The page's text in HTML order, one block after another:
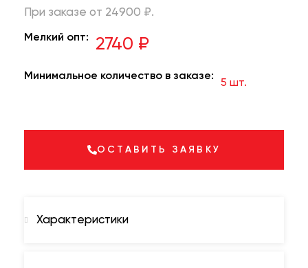
При заказе от 24900 ₽.
Мелкий опт: 2740 ₽
Минимальное количество в заказе:
5 шт.
ОСТАВИТЬ ЗАЯВКУ
Характеристики